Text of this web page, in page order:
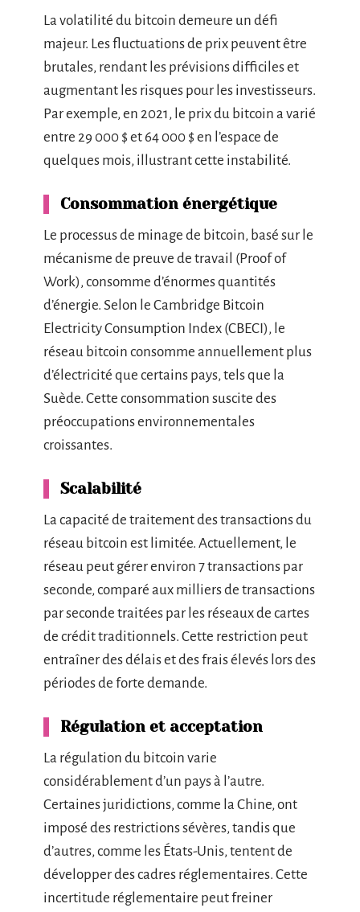
La volatilité du bitcoin demeure un défi
majeur. Les fluctuations de prix peuvent être
brutales, rendant les prévisions difficiles et
augmentant les risques pour les investisseurs.
Par exemple, en 2021, le prix du bitcoin a varié
entre 29 000 $ et 64 000 $ en l’espace de
quelques mois, illustrant cette instabilité.
Consommation énergétique
Le processus de minage de bitcoin, basé sur le
mécanisme de preuve de travail (Proof of
Work), consomme d’énormes quantités
d’énergie. Selon le Cambridge Bitcoin
Electricity Consumption Index (CBECI), le
réseau bitcoin consomme annuellement plus
d’électricité que certains pays, tels que la
Suède. Cette consommation suscite des
préoccupations environnementales
croissantes.
Scalabilité
La capacité de traitement des transactions du
réseau bitcoin est limitée. Actuellement, le
réseau peut gérer environ 7 transactions par
seconde, comparé aux milliers de transactions
par seconde traitées par les réseaux de cartes
de crédit traditionnels. Cette restriction peut
entraîner des délais et des frais élevés lors des
périodes de forte demande.
Régulation et acceptation
La régulation du bitcoin varie
considérablement d’un pays à l’autre.
Certaines juridictions, comme la Chine, ont
imposé des restrictions sévères, tandis que
d’autres, comme les États-Unis, tentent de
développer des cadres réglementaires. Cette
incertitude réglementaire peut freiner